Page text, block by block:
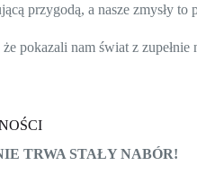
przygodą, a nasze zmysły
pokazali nam świat z zupełnie
TRWA STAŁY NABÓR!